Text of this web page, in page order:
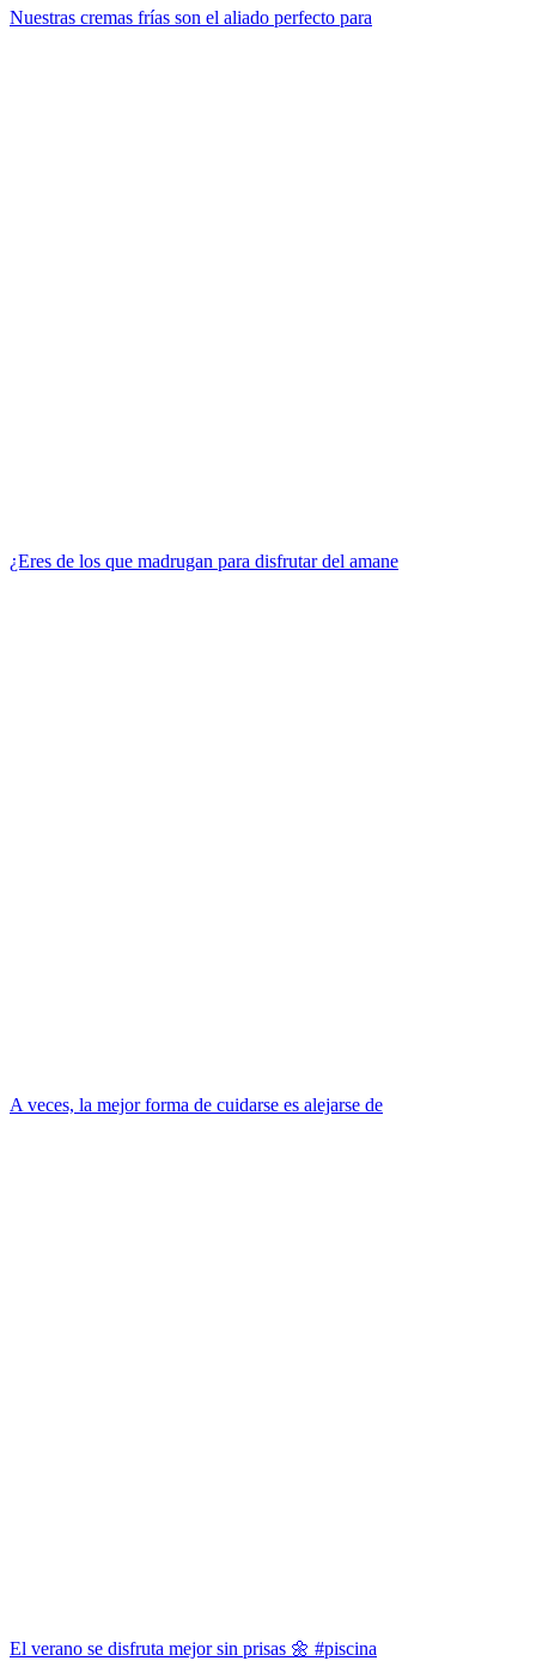
Nuestras cremas frías son el aliado perfecto para
¿Eres de los que madrugan para disfrutar del amane
A veces, la mejor forma de cuidarse es alejarse de
El verano se disfruta mejor sin prisas 🌼 #piscina